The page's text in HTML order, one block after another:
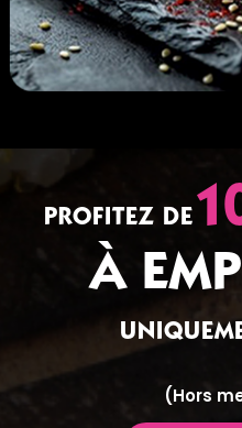
PROFITEZ DE
À
(Hors